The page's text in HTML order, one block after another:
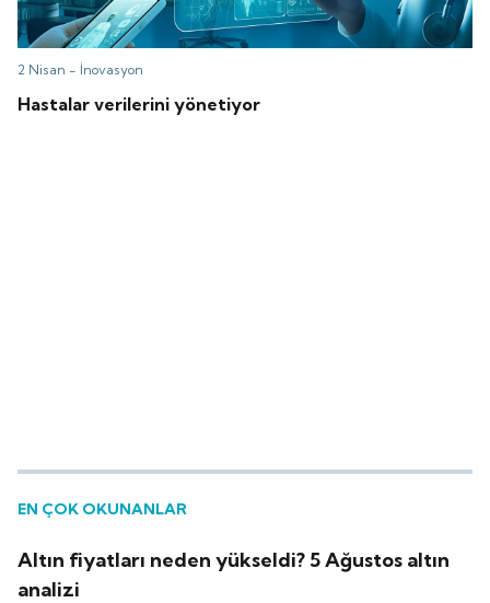
2 Nisan - İnovasyon
Hastalar verilerini yönetiyor
EN ÇOK OKUNANLAR
Altın fiyatları neden yükseldi? 5 Ağustos altın
analizi